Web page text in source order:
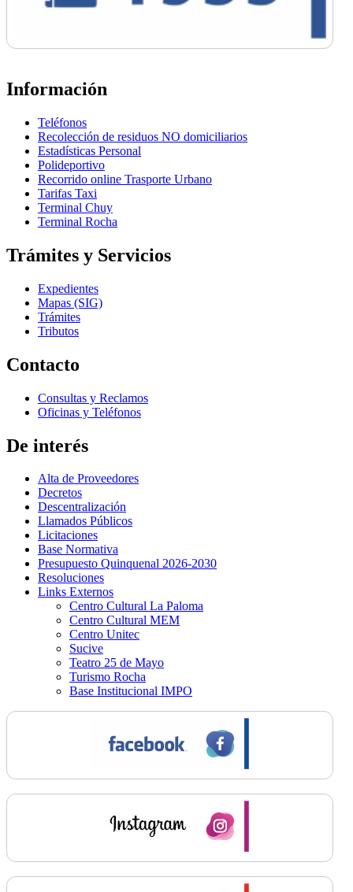
Información
Teléfonos
Recolección de residuos NO domiciliarios
Estadísticas Personal
Polideportivo
Recorrido online Trasporte Urbano
Tarifas Taxi
Terminal Chuy
Terminal Rocha
Trámites y Servicios
Expedientes
Mapas (SIG)
Trámites
Tributos
Contacto
Consultas y Reclamos
Oficinas y Teléfonos
De interés
Alta de Proveedores
Decretos
Descentralización
Llamados Públicos
Licitaciones
Base Normativa
Presupuesto Quinquenal 2026-2030
Resoluciones
Links Externos
Centro Cultural La Paloma
Centro Cultural MEM
Centro Unitec
Sucive
Teatro 25 de Mayo
Turismo Rocha
Base Institucional IMPO